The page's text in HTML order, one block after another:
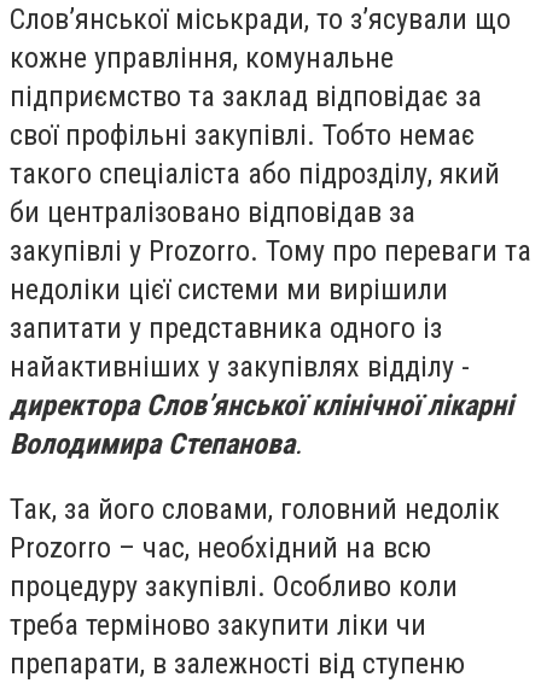
Слов’янської міськради, то з’ясували що
кожне управління, комунальне
підприємство та заклад відповідає за
свої профільні закупівлі. Тобто немає
такого спеціаліста або підрозділу, який
би централізовано відповідав за
закупівлі у Prozorro. Тому про переваги та
недоліки цієї системи ми вирішили
запитати у представника одного із
найактивніших у закупівлях відділу -
директора Слов’янської клінічної лікарні
Володимира Степанова.
Так, за його словами, головний недолік
Prozorro – час, необхідний на всю
процедуру закупівлі. Особливо коли
треба терміново закупити ліки чи
препарати, в залежності від ступеню